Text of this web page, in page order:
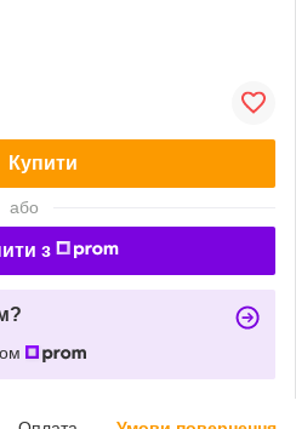
Купити
або
з